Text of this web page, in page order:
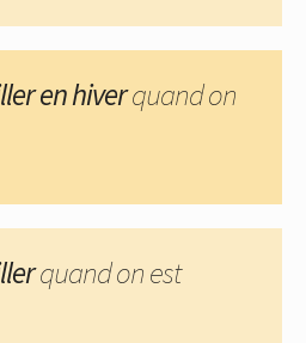
en hiverquand on
quand on est